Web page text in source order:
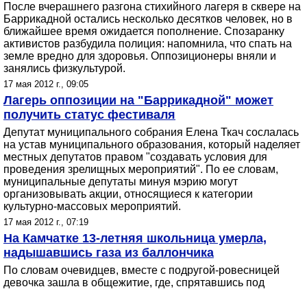
После вчерашнего разгона стихийного лагеря в сквере на
Баррикадной остались несколько десятков человек, но в
ближайшее время ожидается пополнение. Спозаранку
активистов разбудила полиция: напомнила, что спать на
земле вредно для здоровья. Оппозиционеры вняли и
занялись физкультурой.
17 мая 2012 г., 09:05
Лагерь оппозиции на "Баррикадной" может
получить статус фестиваля
Депутат муниципального собрания Елена Ткач сослалась
на устав муниципального образования, который наделяет
местных депутатов правом "создавать условия для
проведения зрелищных мероприятий". По ее словам,
муниципальные депутаты минуя мэрию могут
организовывать акции, относящиеся к категории
культурно-массовых мероприятий.
17 мая 2012 г., 07:19
На Камчатке 13-летняя школьница умерла,
надышавшись газа из баллончика
По словам очевидцев, вместе с подругой-ровесницей
девочка зашла в общежитие, где, спрятавшись под